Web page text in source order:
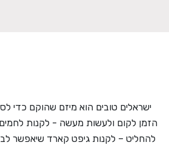
ישראלים טובים הוא מיזם שהוקם כדי
הזמן לקום ולעשות מעשה - לקנות
להחליט – לקנות גיפט קארד שיאפשר